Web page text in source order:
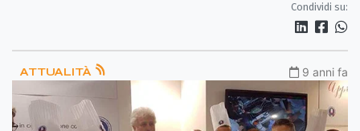
Condividi su:
ATTUALITÀ 9 anni fa